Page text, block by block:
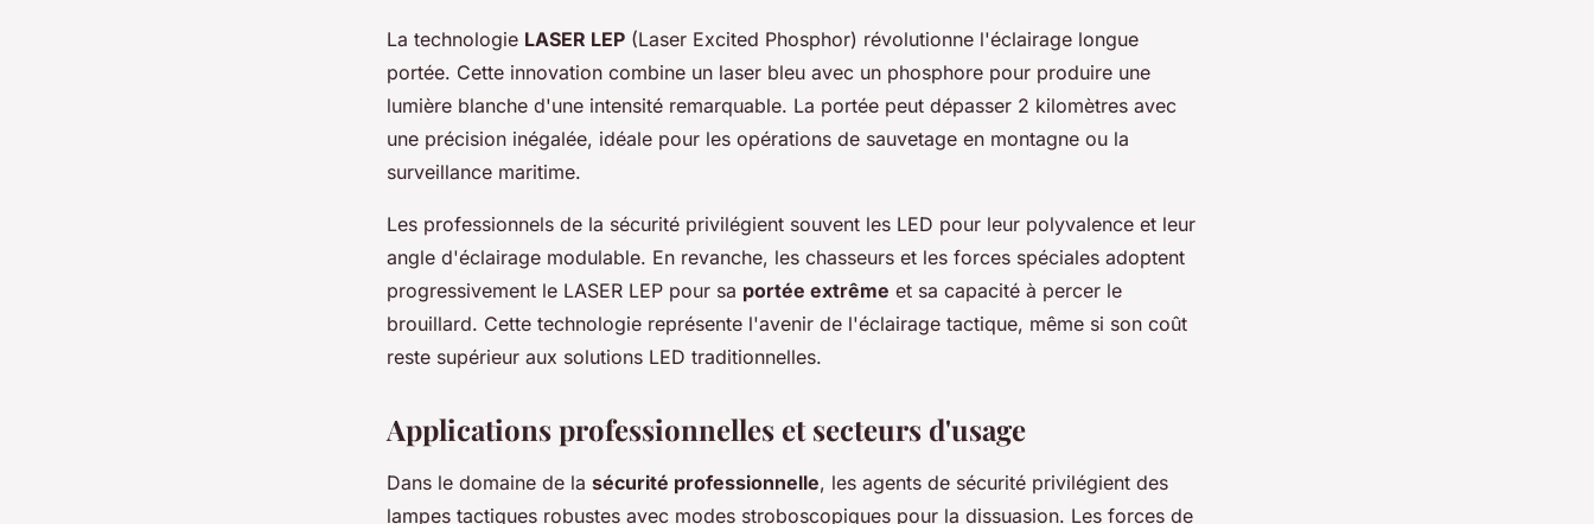
La technologie LASER LEP (Laser Excited Phosphor) révolutionne l'éclairage longue
portée. Cette innovation combine un laser bleu avec un phosphore pour produire une
lumière blanche d'une intensité remarquable. La portée peut dépasser 2 kilomètres avec
une précision inégalée, idéale pour les opérations de sauvetage en montagne ou la
surveillance maritime.
Les professionnels de la sécurité privilégient souvent les LED pour leur polyvalence et leur
angle d'éclairage modulable. En revanche, les chasseurs et les forces spéciales adoptent
progressivement le LASER LEP pour sa portée extrême et sa capacité à percer le
brouillard. Cette technologie représente l'avenir de l'éclairage tactique, même si son coût
reste supérieur aux solutions LED traditionnelles.
Applications professionnelles et secteurs d'usage
Dans le domaine de la sécurité professionnelle, les agents de sécurité privilégient des
lampes tactiques robustes avec modes stroboscopiques pour la dissuasion. Les forces de